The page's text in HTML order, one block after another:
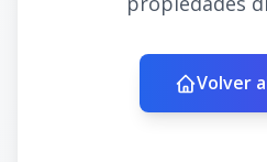
Volver